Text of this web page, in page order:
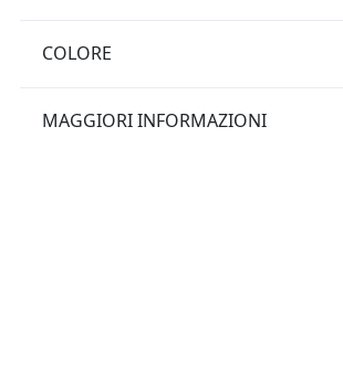
COLORE
MAGGIORI INFORMAZIONI